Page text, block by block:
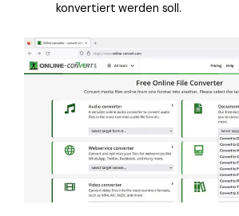
konvertiert werden soll.